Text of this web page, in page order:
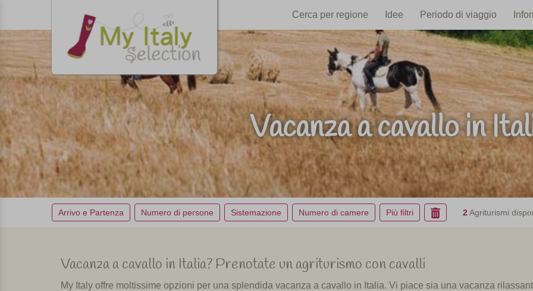
Cerca per regione Idee Periodo di viaggio
Vacanza a cavallo in
Arrivo e Partenza Numero di persone Sistemazione Numero di camere Più filtri 2 Agriturismi
Vacanza a cavallo in Italia? Prenotate un agriturismo con cavalli
My Italy offre moltissime opzioni per una splendida vacanza a cavallo in Italia. Vi piace sia una vacanza